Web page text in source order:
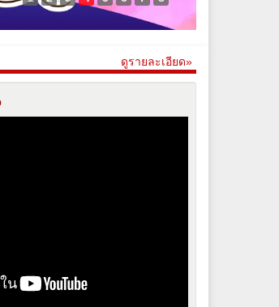
ดูรายละเอียด»